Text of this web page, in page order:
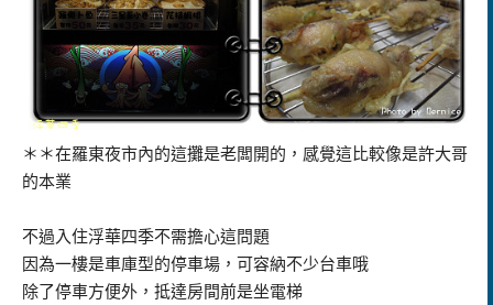
＊＊在羅東夜市內的這攤是老闆開的，感覺這比較像是許大哥
的本業
不過入住浮華四季不需擔心這問題
因為一樓是車庫型的停車場，可容納不少台車哦
除了停車方便外，抵達房間前是坐電梯